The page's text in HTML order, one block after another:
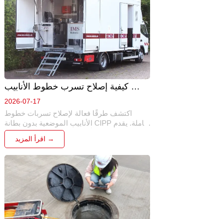
وظائف الصرف الصحي. ثق بنا للحفاظ على
كيفية إصلاح تسرب خطوط الأنابيب
2026-07-17
اكتشف طرقًا فعالة لإصلاح تسربات خطوط
الأنابيب الموضعية بدون بطانة CIPP كاملة. يقدم
هذا الدليل حلولًا عملية وطرقًا خطوة بخطوة
لمعالجة تسربات خطوط الأنابيب محليًا. تعلم
لمعالجة مشكلات خطوط الأنابيب دون الحاجة
إلى عملية بطانة CIPP كاملة. مثالي لأولئك الذين
يتطلعون إلى الحفاظ على سلامة خطوط الأنابيب
اقرأ المزيد →